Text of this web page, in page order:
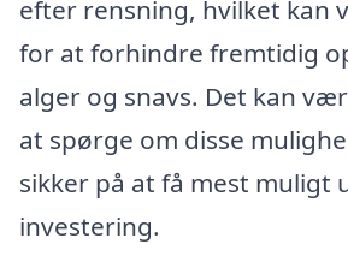
efter rensning, hvilket kan
for at forhindre fremtidig
alger og snavs. Det kan
at spørge om disse
sikker på at få mest muligt
investering.